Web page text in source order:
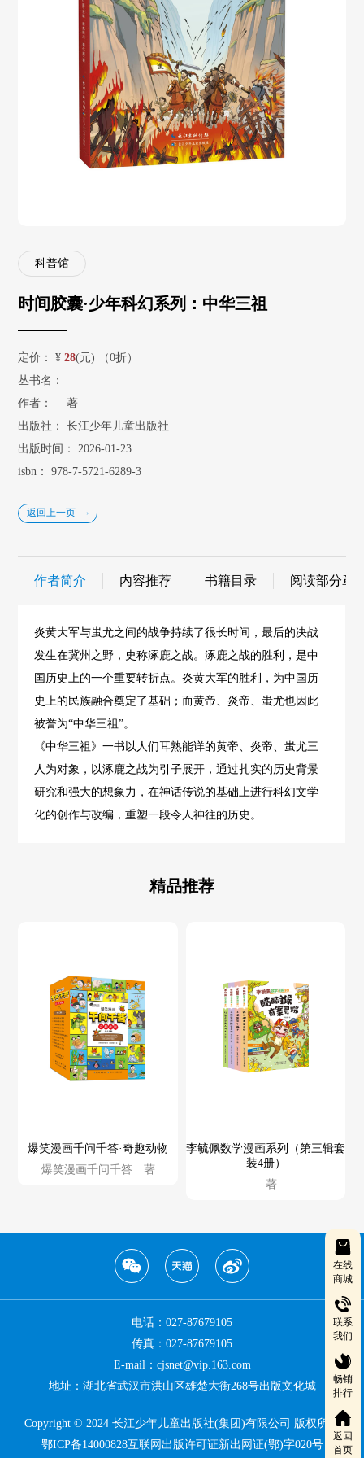
在线
商城
联系
我们
畅销
排行
返回
首页
科普馆
时间胶囊·少年科幻系列：中华三祖
定价： ¥28(元) （0折）
丛书名：
作者：
著
出版社：
长江少年儿童出版社
出版时间：
2026-01-23
isbn：
978-7-5721-6289-3
返回上一页
作者简介 内容推荐 书籍目录 阅读部分章
炎黄大军与蚩尤之间的战争持续了很长时间，最后的决战
发生在冀州之野，史称涿鹿之战。涿鹿之战的胜利，是中
国历史上的一个重要转折点。炎黄大军的胜利，为中国历
史上的民族融合奠定了基础；而黄帝、炎帝、蚩尤也因此
被誉为“中华三祖”。
《中华三祖》一书以人们耳熟能详的黄帝、炎帝、蚩尤三
人为对象，以涿鹿之战为引子展开，通过扎实的历史背景
研究和强大的想象力，在神话传说的基础上进行科幻文学
化的创作与改编，重塑一段令人神往的历史。
精品推荐
爆笑漫画千问千答·奇趣动物
爆笑漫画千问千答 著
李毓佩数学漫画系列（第三辑套
装4册）
著
电话：027-87679105
传真：027-87679105
E-mail：cjsnet@vip.163.com
地址：湖北省武汉市洪山区雄楚大街268号出版文化城
Copyright © 2024 长江少年儿童出版社(集团)有限公司 版权所有
鄂ICP备14000828互联网出版许可证新出网证(鄂)字020号